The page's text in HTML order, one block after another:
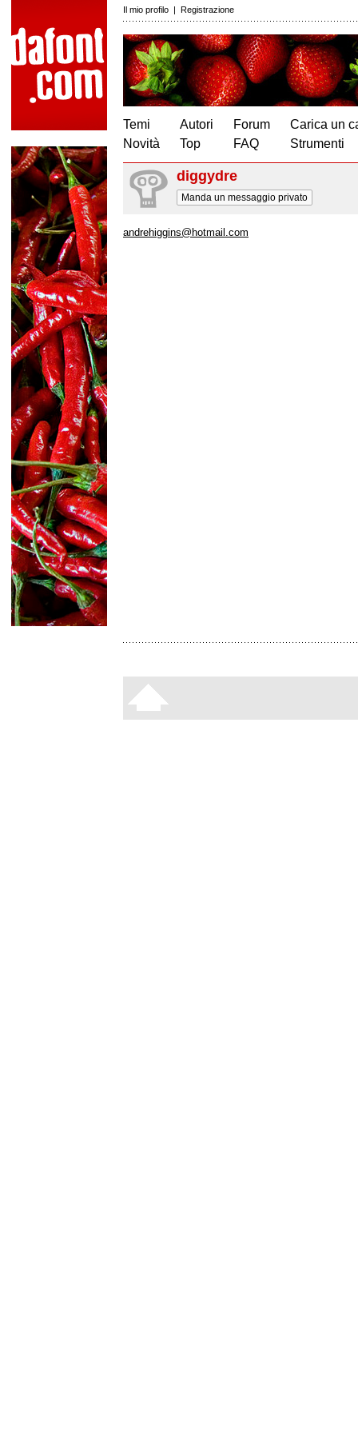
Il mio profilo | Registrazione
Temi
Novità
Autori
Top
Forum
FAQ
Carica un
Strumenti
diggydre
Manda un messaggio privato
andrehiggins@hotmail.com